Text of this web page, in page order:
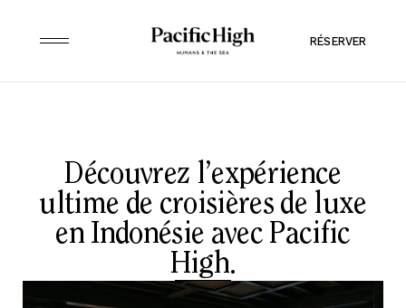
RÉSERVER
Découvrez l’expérience
ultime de croisières de luxe
en Indonésie avec Pacific
High.